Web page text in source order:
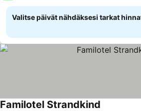
Valitse päivät nähdäksesi tarkat
Familotel Strandkind